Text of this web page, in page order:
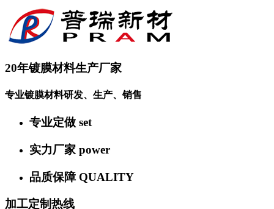
20年镀膜材料生产厂家
专业镀膜材料研发、生产、销售
专业定做 set
实力厂家 power
品质保障 QUALITY
加工定制热线